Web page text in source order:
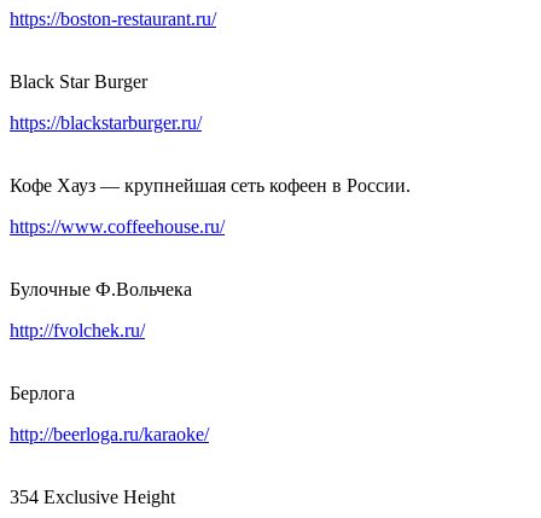
https://boston-restaurant.ru/
Black Star Burger
https://blackstarburger.ru/
Кофе Хауз — крупнейшая сеть кофеен в России.
https://www.coffeehouse.ru/
Булочные Ф.Вольчека
http://fvolchek.ru/
Берлога
http://beerloga.ru/karaoke/
354 Exclusive Height